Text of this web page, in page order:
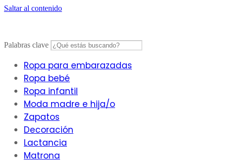
Saltar al contenido
Palabras clave
Ropa para embarazadas
Ropa bebé
Ropa infantil
Moda madre e hija/o
Zapatos
Decoración
Lactancia
Matrona